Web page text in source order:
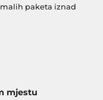
paketa iznad
mjestu